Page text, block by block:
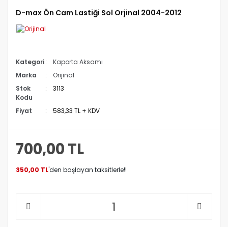
D-max Ön Cam Lastiği Sol Orjinal 2004-2012
Kategori
Kaporta Aksamı
Marka
Orijinal
Stok
Kodu
3113
Fiyat 583,33 TL + KDV
700,00 TL
350,00 TL'den başlayan taksitlerle!!